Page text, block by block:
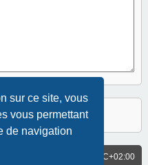
sur ce site, vous
vous permettant
de navigation
UTC+02:00